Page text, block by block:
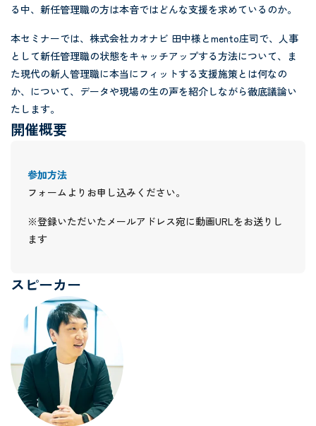
る中、新任管理職の方は本音ではどんな支援を求めているのか。
本セミナーでは、株式会社カオナビ 田中様とmento庄司で、人事
として新任管理職の状態をキャッチアップする方法について、ま
た現代の新人管理職に本当にフィットする支援施策とは何なの
か、について、データや現場の生の声を紹介しながら徹底議論い
たします。
開催概要
参加方法
フォームよりお申し込みください。
※登録いただいたメールアドレス宛に動画URLをお送りし
ます
スピーカー